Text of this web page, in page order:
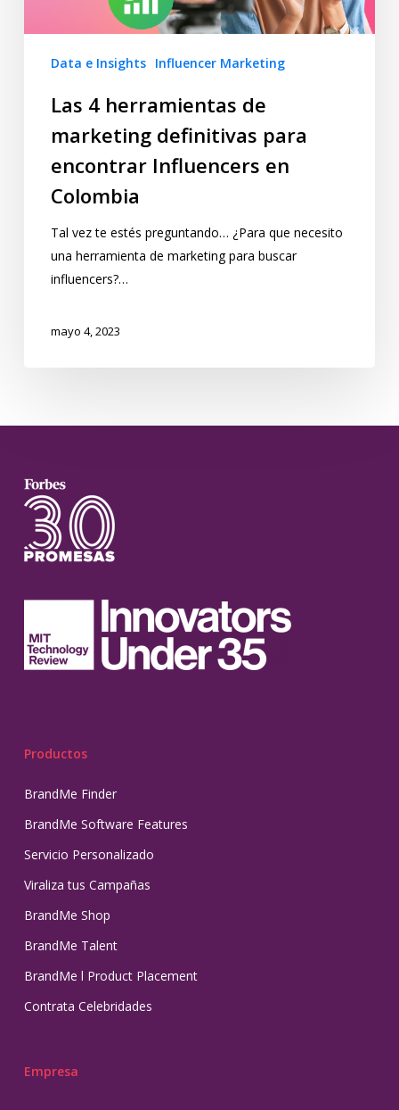
Data e Insights Influencer Marketing
Las 4 herramientas de
marketing definitivas para
encontrar Influencers en
Colombia
Tal vez te estés preguntando… ¿Para que necesito
una herramienta de marketing para buscar
influencers?…
mayo 4, 2023
Productos
BrandMe Finder
BrandMe Software Features
Servicio Personalizado
Viraliza tus Campañas
BrandMe Shop
BrandMe Talent
BrandMe l Product Placement
Contrata Celebridades
Empresa